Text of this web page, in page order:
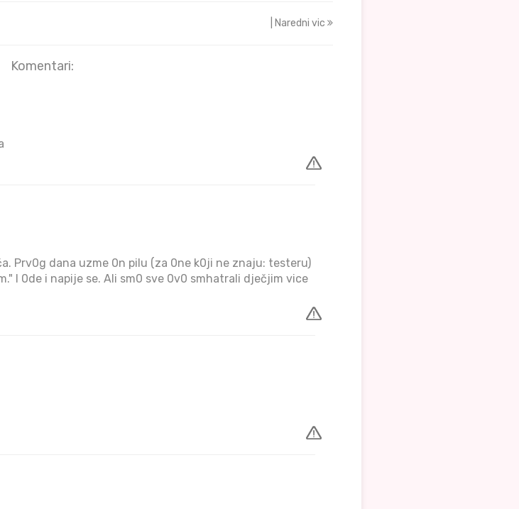
| Naredni vic
Komentari:
Prv0g dana uzme 0n pilu (za 0ne k0ji ne znaju: testeru)
I 0de i napije se. Ali sm0 sve 0v0 smhatrali dječjim vice